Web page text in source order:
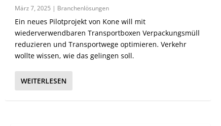
März 7, 2025 | Branchenlösungen
Ein neues Pilotprojekt von Kone will mit
wiederverwendbaren Transportboxen Verpackungsmüll
reduzieren und Transportwege optimieren. Verkehr
wollte wissen, wie das gelingen soll.
WEITERLESEN